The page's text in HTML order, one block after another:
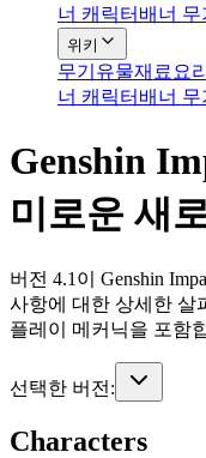
너 캐릭터 배너 무
위키
무기 유물재료 요
너 캐릭터 배너 무
Genshin
미로운 새
버전 4.1이 Genshin
사항에 대한 상세한 살
플레이 메커닉을 포함
선택한 버전:
Characters